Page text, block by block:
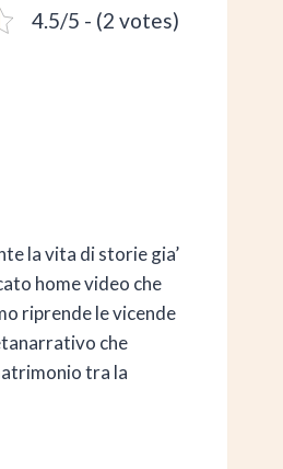
4.5/5 - (2 votes)
la vita di storie gia’
home video che
riprende le vicende
che
tra la